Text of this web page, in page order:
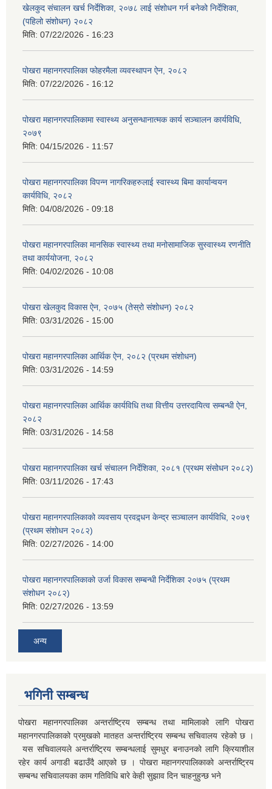
खेलकुद संचालन खर्च निर्देशिका, २०७८ लाई संशोधन गर्न बनेको निर्देशिका,
(पहिलो संशोधन) २०८२
मिति: 07/22/2026 - 16:23
पोखरा महानगरपालिका फोहरमैला व्यवस्थापन ऐन, २०८२
मिति: 07/22/2026 - 16:12
पोखरा महानगरपालिकामा स्वास्थ्य अनुसन्धानात्मक कार्य सञ्चालन कार्यविधि,
२०७९
मिति: 04/15/2026 - 11:57
पोखरा महानगरपालिका विपन्न नागरिकहरुलाई स्वास्थ्य बिमा कार्यान्वयन
कार्यविधि, २०८२
मिति: 04/08/2026 - 09:18
पोखरा महानगरपालिका मानसिक स्वास्थ्य तथा मनोसामाजिक सुस्वास्थ्य रणनीति
तथा कार्ययोजना, २०८२
मिति: 04/02/2026 - 10:08
पोखरा खेलकुद विकास ऐन, २०७५ (तेस्रो संशोधन) २०८२
मिति: 03/31/2026 - 15:00
पोखरा महानगरपालिका आर्थिक ऐन, २०८२ (प्रथम संशोधन)
मिति: 03/31/2026 - 14:59
पोखरा महानगरपालिका आर्थिक कार्यविधि तथा वित्तीय उत्तरदायित्व सम्बन्धी ऐन,
२०८२
मिति: 03/31/2026 - 14:58
पोखरा महानगरपालिका खर्च संचालन निर्देशिका, २०८१ (प्रथम संसोधन २०८२)
मिति: 03/11/2026 - 17:43
पोखरा महानगरपालिकाको व्यवसाय प्रवद्र्धन केन्द्र सञ्चालन कार्यविधि, २०७९
(प्रथम संशोधन २०८२)
मिति: 02/27/2026 - 14:00
पोखरा महानगरपालिकाको उर्जा विकास सम्बन्धी निर्देशिका २०७५ (प्रथम
संशोधन २०८२)
मिति: 02/27/2026 - 13:59
अन्य
भगिनी सम्बन्ध
पोखरा महानगरपालिका अन्तर्राष्ट्रिय सम्बन्ध तथा मामिलाको लागि पोखरा
महानगरपालिकाको प्रमुखको मातहत अन्तर्राष्ट्रिय सम्बन्ध सचिवालय रहेको छ ।
यस सचिवालयले अन्तर्राष्ट्रिय सम्बन्धलाई सुमधुर बनाउनको लागि क्रियाशील
रहेर कार्य अगाडी बढाउँदै आएको छ । पोखरा महानगरपालिकाको अन्तर्राष्ट्रिय
सम्बन्ध सचिवालयका काम गतिविधि बारे केही सुझाव दिन चाहनुहुन्छ भने